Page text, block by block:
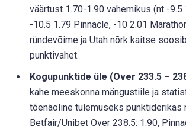
väärtust 1.70-1.90 vahemikus (nt -9.5
-10.5 1.79 Pinnacle, -10 2.01
ründevõime ja Utah nõrk kaitse
punktivahet.
Kogupunktide üle (Over 233.5 –
kahe meeskonna mängustiile ja
tõenäoline tulemuseks punktiderikas
Betfair/Unibet Over 238.5: 1.90,